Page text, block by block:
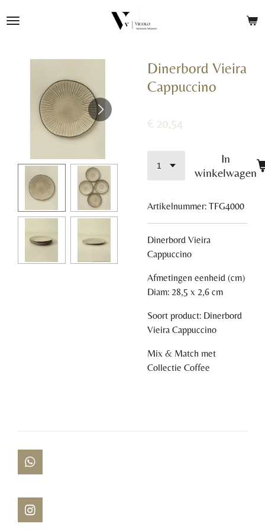
direct
Dinerbord Vieira
Cappuccino
€ 20,54
In
winkelwagen
Artikelnummer: TFG4000
Dinerbord Vieira
Cappuccino
Afmetingen eenheid (cm)
Diam: 28,5 x 2,6 cm
Soort product: Dinerbord
Vieira Cappuccino
Mix & Match met
Collectie Coffee
W
h
t
s
A
I
n